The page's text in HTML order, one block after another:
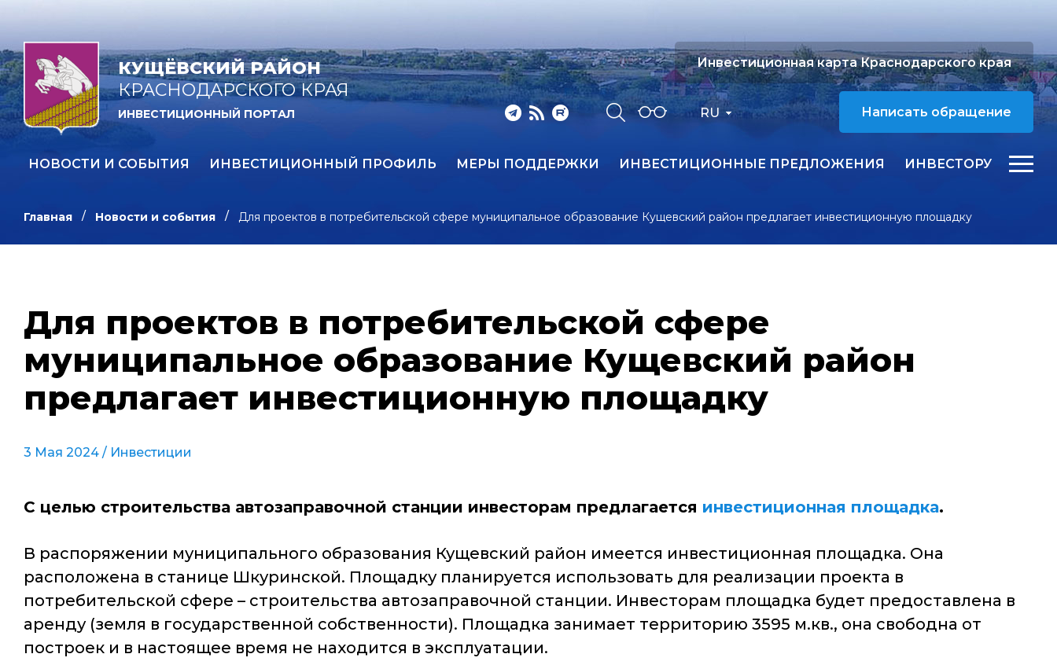
КУЩЁВСКИЙ РАЙОН
КРАСНОДАРСКОГО КРАЯ
ИНВЕСТИЦИОННЫЙ ПОРТАЛ RU
Инвестиционная карта Краснодарского края
Написать обращение
НОВОСТИ И СОБЫТИЯ ИНВЕСТИЦИОННЫЙ ПРОФИЛЬ МЕРЫ ПОДДЕРЖКИ ИНВЕСТИЦИОННЫЕ ПРЕДЛОЖЕНИЯ ИНВЕСТОРУ
Главная Новости и события Для проектов в потребительской сфере муниципальное образование Кущевский район предлагает инвестиционную площадку
Для проектов в потребительской сфере
муниципальное образование Кущевский район
предлагает инвестиционную площадку
3 Мая 2024 / Инвестиции
С целью строительства автозаправочной станции инвесторам предлагается инвестиционная площадка.
В распоряжении муниципального образования Кущевский район имеется инвестиционная площадка. Она
расположена в станице Шкуринской. Площадку планируется использовать для реализации проекта в
потребительской сфере – строительства автозаправочной станции. Инвесторам площадка будет предоставлена в
аренду (земля в государственной собственности). Площадка занимает территорию 3595 м.кв., она свободна от
построек и в настоящее время не находится в эксплуатации.